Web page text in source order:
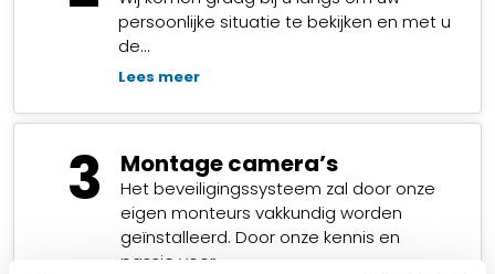
persoonlijke situatie te bekijken en met u
de…
Lees meer
3 Montage camera’s
Het beveiligingssysteem zal door onze
eigen monteurs vakkundig worden
geïnstalleerd. Door onze kennis en
passie voor…